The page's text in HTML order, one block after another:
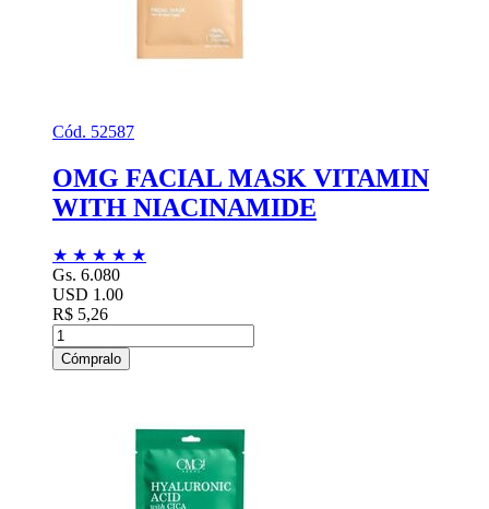
Cód. 52587
OMG FACIAL MASK VITAMIN
WITH NIACINAMIDE
★ ★ ★ ★ ★
Gs. 6.080
USD 1.00
R$ 5,26
Cómpralo